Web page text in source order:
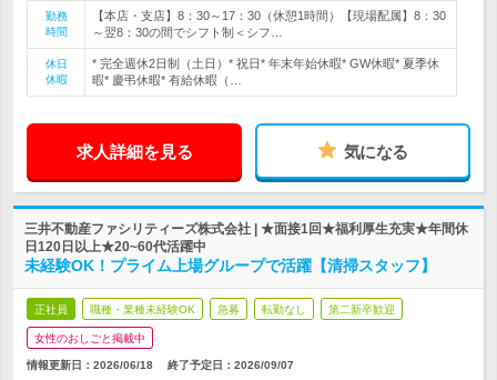
勤務
時間
【本店・支店】8：30～17：30（休憩1時間）【現場配属】8：30
～翌8：30の間でシフト制＜シフ…
休日
休暇
* 完全週休2日制（土日）* 祝日* 年末年始休暇* GW休暇* 夏季休
暇* 慶弔休暇* 有給休暇（…
求人詳細を見る 気になる
三井不動産ファシリティーズ株式会社 | ★面接1回★福利厚生充実★年間休
日120日以上★20~60代活躍中
未経験OK！プライム上場グループで活躍【清掃スタッフ】
正社員 職種・業種未経験OK 急募 転勤なし 第二新卒歓迎
女性のおしごと掲載中
情報更新日：2026/06/18 終了予定日： 2026/09/07